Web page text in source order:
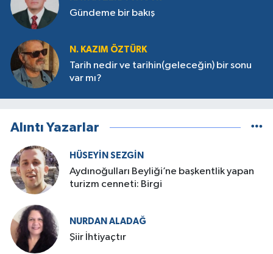
Gündeme bir bakış
N. KAZIM ÖZTÜRK
Tarih nedir ve tarihin(geleceğin) bir sonu
var mı?
Alıntı Yazarlar
HÜSEYIN SEZGIN
Aydınoğulları Beyliği’ne başkentlik yapan
turizm cenneti: Birgi
NURDAN ALADAĞ
Şiir İhtiyaçtır